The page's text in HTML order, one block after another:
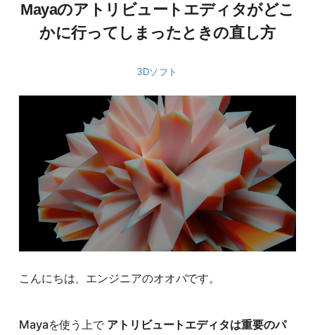
Mayaのアトリビュートエディタがどこ
かに行ってしまったときの直し方
3Dソフト
こんにちは、エンジニアのオオバです。
Mayaを使う上で アトリビュートエディタは重要のパ